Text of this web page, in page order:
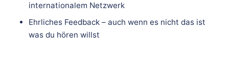
internationalem Netzwerk
Ehrliches Feedback – auch wenn es nicht das ist
was du hören willst